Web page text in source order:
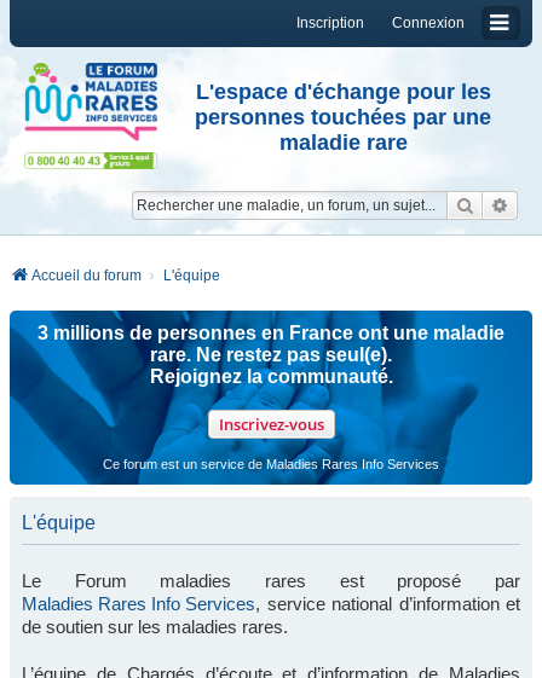
Connexion
Inscription
L'espace d'échange pour les
personnes touchées par une
maladie rare
Accueil du forum L'équipe
3 millions de personnes en France ont une maladie
rare. Ne restez pas seul(e).
Rejoignez la communauté.
Inscrivez-vous
Ce forum est un service de Maladies Rares Info Services
L'équipe
Le Forum maladies rares est proposé par
Maladies Rares Info Services, service national d’information et
de soutien sur les maladies rares.
L’équipe de Chargés d’écoute et d’information de Maladies